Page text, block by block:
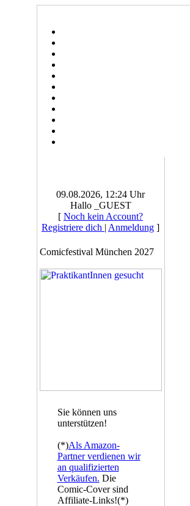
09.08.2026, 12:24 Uhr
Hallo _GUEST
[ Noch kein Account?
Registriere dich | Anmeldung ]
Comicfestival München 2027
Sie können uns
unterstützen!
(*)Als Amazon-
Partner verdienen wir
an qualifizierten
Verkäufen. Die
Comic-Cover sind
Affiliate-Links!(*)